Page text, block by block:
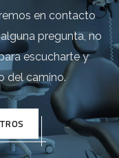
en contacto
pregunta, no
escucharte y
del camino.